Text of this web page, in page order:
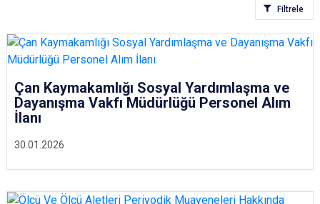
Bozcaada
Çan
Eceabat
Lapseki
Filtrele
30.01.2026
Çan Kaymakamlığı Sosyal Yardımlaşma ve
Dayanışma Vakfı Müdürlüğü Personel Alım
İlanı